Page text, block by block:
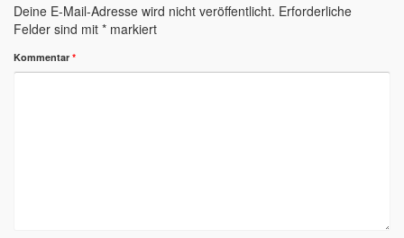
Deine E-Mail-Adresse wird nicht veröffentlicht. Erforderliche
Felder sind mit * markiert
Kommentar *